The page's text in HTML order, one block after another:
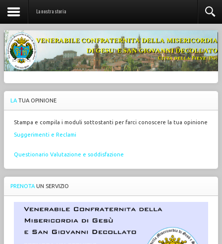
La nostra storia
LA TUA OPINIONE
Stampa e compila i moduli sottostanti per farci conoscere la tua opinione
Suggerimenti e Reclami
Questionario Valutazione e soddisfazione
PRENOTA UN SERVIZIO